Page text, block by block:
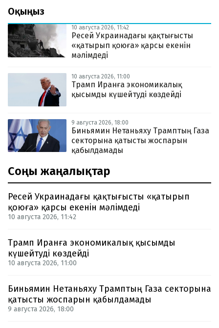
Оқыңыз
10 августа 2026, 11:42
Ресей Украинадағы қақтығысты
«қатырып қоюға» қарсы екенін
мәлімдеді
10 августа 2026, 11:00
Трамп Иранға экономикалық
қысымды күшейтуді көздейді
9 августа 2026, 18:00
Биньямин Нетаньяху Трамптың Газа
секторына қатысты жоспарын
қабылдамады
Соңғы жаңалықтар
Ресей Украинадағы қақтығысты «қатырып
қоюға» қарсы екенін мәлімдеді
10 августа 2026, 11:42
Трамп Иранға экономикалық қысымды
күшейтуді көздейді
10 августа 2026, 11:00
Биньямин Нетаньяху Трамптың Газа секторына
қатысты жоспарын қабылдамады
9 августа 2026, 18:00